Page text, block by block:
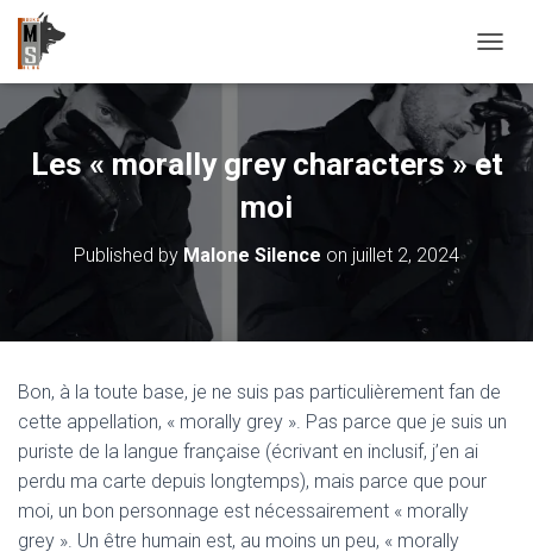
Les « morally grey characters » et
moi
Published by Malone Silence on juillet 2, 2024
Bon, à la toute base, je ne suis pas particulièrement fan de
cette appellation, « morally grey ». Pas parce que je suis un
puriste de la langue française (écrivant en inclusif, j’en ai
perdu ma carte depuis longtemps), mais parce que pour
moi, un bon personnage est nécessairement « morally
grey ». Un être humain est, au moins un peu, « morally